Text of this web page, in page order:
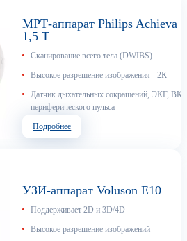
МРТ-аппарат Philips Achieva
1,5 T
Сканирование всего тела (DWIBS)
Высокое разрешение изображения - 2К
Датчик дыхательных сокращений, ЭКГ,
периферического пульса
Подробнее
УЗИ-аппарат Voluson E10
Поддерживает 2D и 3D/4D
Высокое разрешение изображений